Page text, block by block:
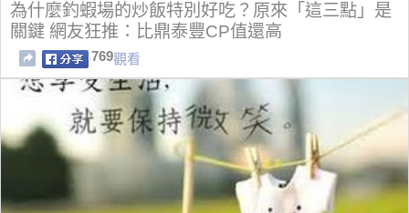
為什麼釣蝦場的炒飯特別好吃？原來「這三點」是
關鍵 網友狂推：比鼎泰豐CP值還高
769觀看